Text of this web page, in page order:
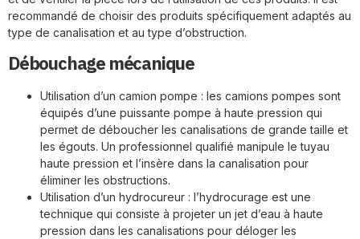
recommandé de choisir des produits spécifiquement adaptés au
type de canalisation et au type d’obstruction.
Débouchage mécanique
Utilisation d’un camion pompe : les camions pompes sont
équipés d’une puissante pompe à haute pression qui
permet de déboucher les canalisations de grande taille et
les égouts. Un professionnel qualifié manipule le tuyau
haute pression et l’insère dans la canalisation pour
éliminer les obstructions.
Utilisation d’un hydrocureur : l’hydrocurage est une
technique qui consiste à projeter un jet d’eau à haute
pression dans les canalisations pour déloger les